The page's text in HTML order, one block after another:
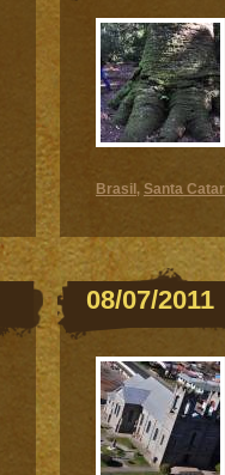
Brasil , Santa
08/07/2011